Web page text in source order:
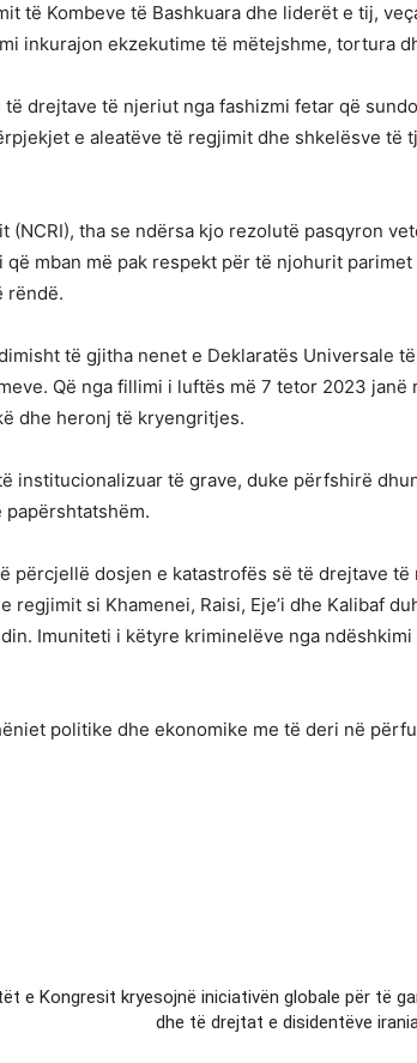
të Kombeve të Bashkuara dhe liderët e tij,
inkurajon ekzekutime të mëtejshme, tortura
drejtave të njeriut nga fashizmi fetar që
e aleatëve të regjimit dhe shkelësve të
tha se ndërsa kjo rezolutë pasqyron
mban më pak respekt për të njohurit parimet
rëndë.
të gjitha nenet e Deklaratës Universale
Që nga fillimi i luftës më 7 tetor 2023 janë
dhe heronj të kryengritjes.
institucionalizuar të grave, duke përfshirë
përcjellë dosjen e katastrofës së të drejtave të
si Khamenei, Raisi, Eje’i dhe Kalibaf
Imuniteti i këtyre kriminelëve nga ndëshkimi
politike dhe ekonomike me të deri në
e Kongresit kryesojnë iniciativën globale për të
dhe të drejtat e disidentëve